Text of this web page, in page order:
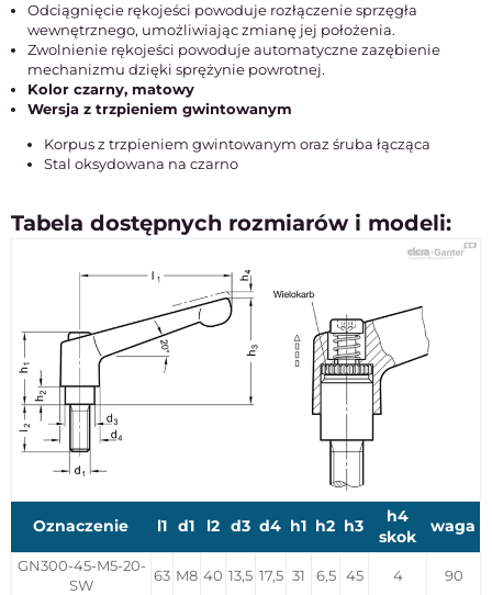
Odciągnięcie rękojeści powoduje rozłączenie sprzęgła
wewnętrznego, umożliwiając zmianę jej położenia.
Zwolnienie rękojeści powoduje automatyczne zazębienie
mechanizmu dzięki sprężynie powrotnej.
Kolor czarny, matowy
Wersja z trzpieniem gwintowanym
Korpus z trzpieniem gwintowanym oraz śruba łącząca
Stal oksydowana na czarno
Tabela dostępnych rozmiarów i modeli:
Oznaczenie l1 d1 l2 d3 d4 h1 h2 h3
h4
skok
waga
GN300-45-M5-20-
SW
63 M8 40 13,5 17,5 31 6,5 45 4 90